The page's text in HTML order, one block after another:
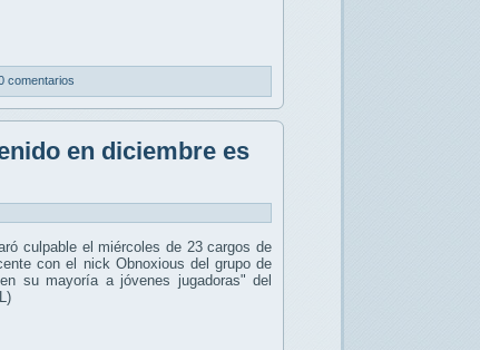
comentarios
en diciembre es
culpable el miércoles de 23 cargos de
con el nick Obnoxious del grupo de
su mayoría a jóvenes jugadoras" del